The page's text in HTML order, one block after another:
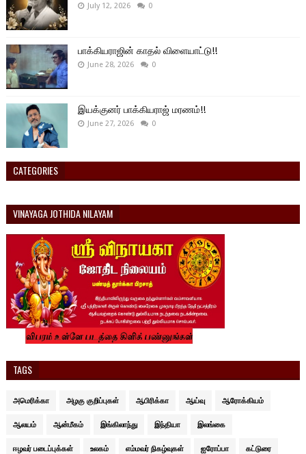
July 12, 2026 0
பாக்கியராஜின் காதல் விளையாட்டு!!
June 28, 2026 0
இயக்குனர் பாக்கியராஜ் மரணம்!!
June 27, 2026 0
CATEGORIES
VINAYAGA JOTHIDA NILAYAM
TAGS
அமெரிக்கா அழகு குறிப்புகள் ஆபிரிக்கா ஆய்வு ஆரோக்கியம்
ஆலயம் ஆன்மீகம் இங்கிலாந்து இந்தியா இலங்கை
ஈழவர் படைப்புக்கள் உலகம் எம்மவர் நிகழ்வுகள் ஐரோப்பா கட்டுரை